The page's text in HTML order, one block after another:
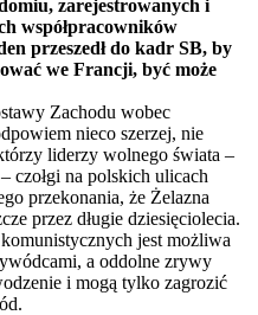
zarejestrowanych i
współpracowników
przeszedł do kadr SB, by
we Francji, być może
Zachodu wobec
nieco szerzej, nie
liderzy wolnego świata –
czołgi na polskich ulicach
przekonania, że Żelazna
przez długie dziesięciolecia.
jest możliwa
a oddolne zrywy
i mogą tylko zagrozić